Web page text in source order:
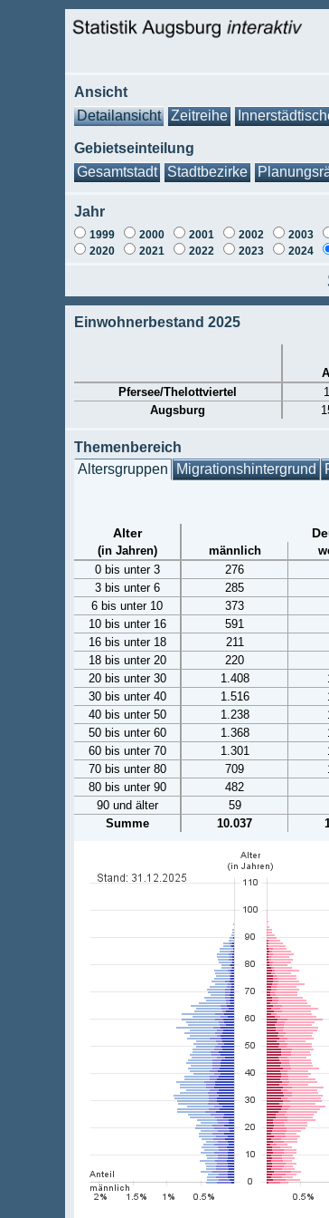
Ansicht
Detailansicht
Zeitreihe
Gebietseinteilung
Gesamtstadt
Stadtbezirke
Jahr
1999 2000 2001 2002 2003
2020
2021 2022 2023 2024
Einwohnerbestand 2025
Pfersee/Thelottviertel
Augsburg
Themenbereich
Altersgruppen Migrationshintergrund
Alter
(in Jahren) männlich
0 bis unter 3
276
3 bis unter 6
285
6 bis unter 10
373
10 bis unter 16
591
16 bis unter 18
211
18 bis unter 20
220
20 bis unter 30
1.408
30 bis unter 40
1.516
40 bis unter 50
1.238
50 bis unter 60
1.368
60 bis unter 70
1.301
70 bis unter 80
709
80 bis unter 90
482
90 und älter
59
Summe
10.037